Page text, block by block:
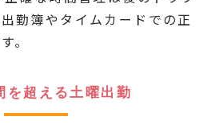
勤簿やタイムカードでの正
。
を超える土曜出勤